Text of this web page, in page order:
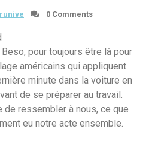
0 Comments
pour toujours être là pour
américains qui appliquent
minute dans la voiture en
de se préparer au travail.
ressembler à nous, ce que
eu notre acte ensemble.